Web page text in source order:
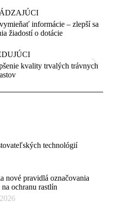
Previous
post:
informácie – zlepší sa
žiadostí o dotácie
Next
post:
kvality trvalých trávnych
technológií
nové pravidlá označovania
ochranu rastlín